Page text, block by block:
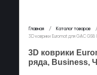
Главная Каталог товаров
3D коврики Euromat для GAC
3D коврики
ряда, Business,